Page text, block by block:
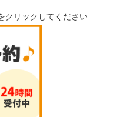
クリックしてください